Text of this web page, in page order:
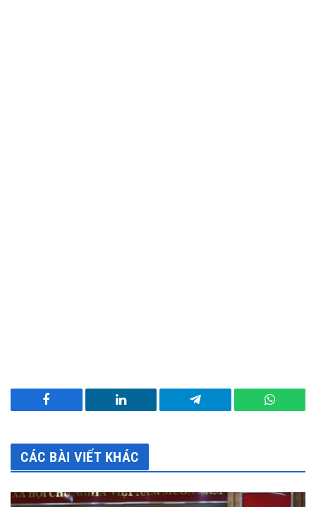
Facebook LinkedIn Telegram
CÁC BÀI VIẾT KHÁC